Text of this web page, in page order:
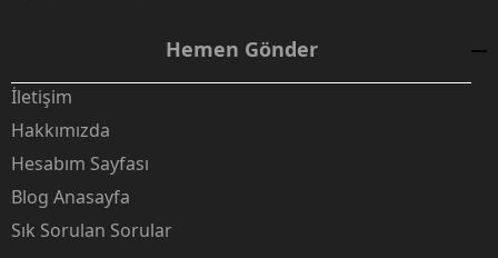
Hemen Gönder
İletişim
Hakkımızda
Hesabım Sayfası
Blog Anasayfa
Sık Sorulan Sorular